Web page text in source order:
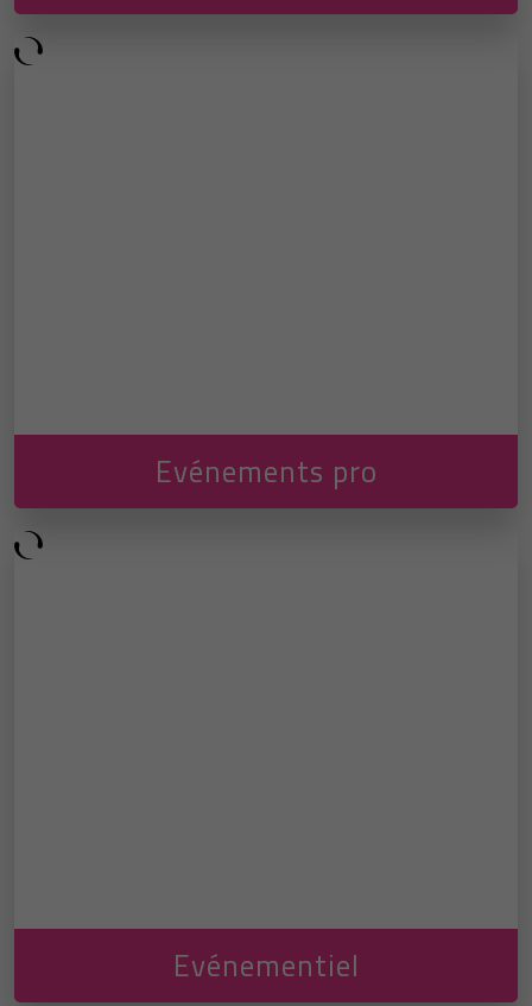
Evénements pro
Evénementiel